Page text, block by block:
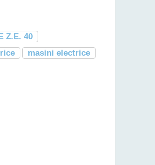
Z.E. 40
masini electrice